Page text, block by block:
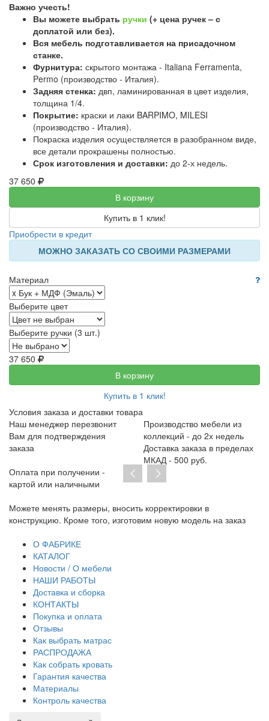
Важно учесть!
Вы можете выбрать ручки (+ цена ручек – с
доплатой или без).
Вся мебель подготавливается на присадочном
станке.
Фурнитура: скрытого монтажа - Italiana Ferramenta,
Permo (производство - Италия).
Задняя стенка: двп, ламинированная в цвет изделия,
толщина 1/4.
Покрытие: краски и лаки BARPIMO, MILESI
(производство - Италия).
Покраска изделия осуществляется в разобранном виде,
все детали прокрашены полностью.
Срок изготовления и доставки: до 2-х недель.
37 650
В корзину
Купить в 1 клик!
Приобрести в кредит
МОЖНО ЗАКАЗАТЬ СО СВОИМИ РАЗМЕРАМИ
Материал
Выберите цвет
Выберите ручки (3 шт.)
37 650
В корзину
Купить в 1 клик!
Условия заказа и доставки товара
Наш менеджер перезвонит
Вам для подтверждения
заказа
Производство мебели из
коллекций - до 2х недель
Доставка заказа в пределах
МКАД - 500 руб.
Оплата при получении -
картой или наличными
корректировки в
новую модель на заказ
При отсутствии предоплаты нет
договор на изготовление. От
О ФАБРИКЕ
КАТАЛОГ
Новости / О мебели
НАШИ РАБОТЫ
Доставка и сборка
КОНТАКТЫ
Покупка и оплата
Отзывы
Как выбрать матрас
РАСПРОДАЖА
Как собрать кровать
Гарантия качества
Материалы
Контроль качества